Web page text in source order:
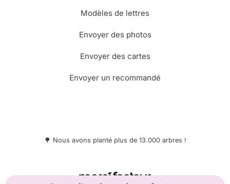
Modèles de lettres
Envoyer des photos
Envoyer des cartes
Envoyer un recommandé
🌳 Nous avons planté plus de 13.000 arbres !